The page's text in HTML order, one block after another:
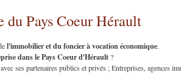
Pays Coeur Hérault
l'immobilier et du foncier à vocation économique.
dans le Pays Coeur d'Hérault ?
ses partenaires publics et privés ; Entreprises, agences